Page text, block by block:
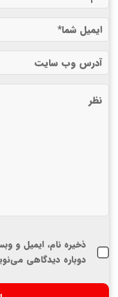
ذخیره نام، ایمیل و
دوباره دیدگاهی